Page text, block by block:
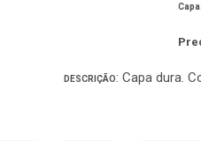
Capa:
DESCRIÇÃO: Capa dura.